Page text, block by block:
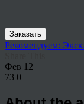
Заказать
Рекомендуем:
Фев 12
73 0